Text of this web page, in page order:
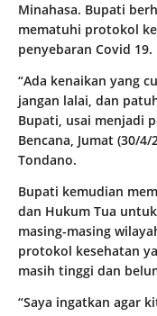
Minahasa. Bupati
mematuhi protokol
penyebaran Covid 19.
“Ada kenaikan yang
jangan lalai, dan
Bupati, usai menjadi
Bencana, Jumat (30/
Tondano.
Bupati kemudian
dan Hukum Tua
masing-masing
protokol kesehatan
masih tinggi dan
“Saya ingatkan agar